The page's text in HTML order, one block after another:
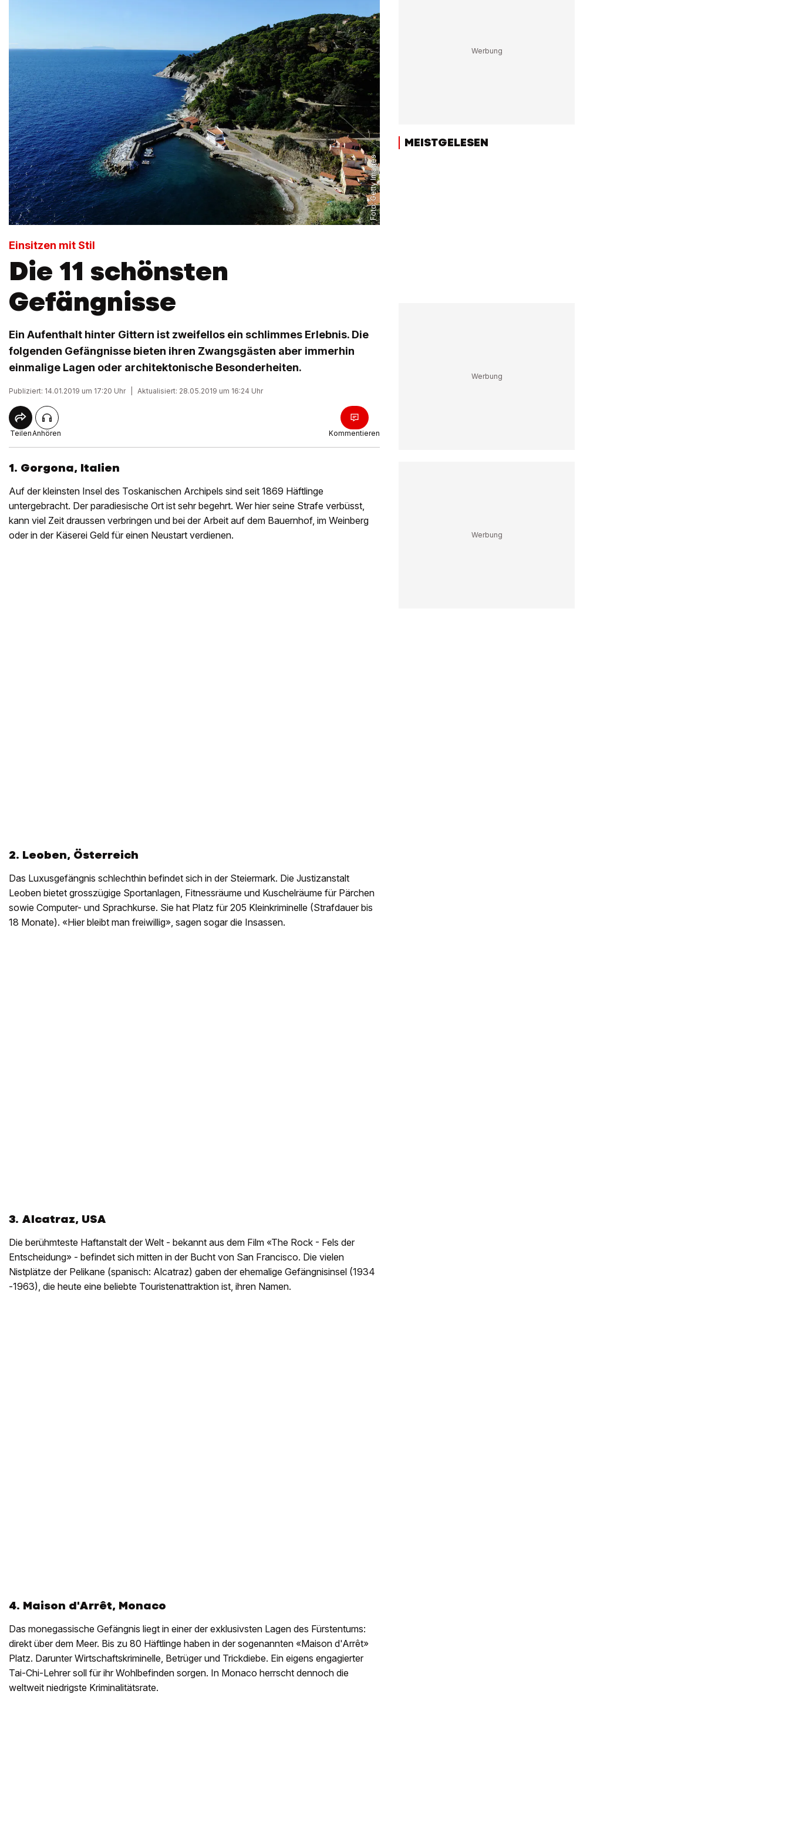
Foto:
Getty Images
Einsitzen mit Stil
Die 11 schönsten
Gefängnisse
Ein Aufenthalt hinter Gittern ist zweifellos ein schlimmes Erlebnis. Die
folgenden Gefängnisse bieten ihren Zwangsgästen aber immerhin
einmalige Lagen oder architektonische Besonderheiten.
Publiziert: 14.01.2019 um 17:20 Uhr Aktualisiert: 28.05.2019 um 16:24 Uhr
TeilenAnhören Kommentieren
1. Gorgona, Italien
Auf der kleinsten Insel des Toskanischen Archipels sind seit 1869 Häftlinge
untergebracht. Der paradiesische Ort ist sehr begehrt. Wer hier seine Strafe verbüsst,
kann viel Zeit draussen verbringen und bei der Arbeit auf dem Bauernhof, im Weinberg
oder in der Käserei Geld für einen Neustart verdienen.
2. Leoben, Österreich
Das Luxusgefängnis schlechthin befindet sich in der Steiermark. Die Justizanstalt
Leoben bietet grosszügige Sportanlagen, Fitnessräume und Kuschelräume für Pärchen
sowie Computer- und Sprachkurse. Sie hat Platz für 205 Kleinkriminelle (Strafdauer bis
18 Monate). «Hier bleibt man freiwillig», sagen sogar die Insassen.
3. Alcatraz, USA
Die berühmteste Haftanstalt der Welt - bekannt aus dem Film «The Rock - Fels der
Entscheidung» - befindet sich mitten in der Bucht von San Francisco. Die vielen
Nistplätze der Pelikane (spanisch: Alcatraz) gaben der ehemalige Gefängnisinsel (1934
-1963), die heute eine beliebte Touristenattraktion ist, ihren Namen.
4. Maison d'Arrêt, Monaco
Das monegassische Gefängnis liegt in einer der exklusivsten Lagen des Fürstentums:
direkt über dem Meer. Bis zu 80 Häftlinge haben in der sogenannten «Maison d'Arrêt»
Platz. Darunter Wirtschaftskriminelle, Betrüger und Trickdiebe. Ein eigens engagierter
Tai-Chi-Lehrer soll für ihr Wohlbefinden sorgen. In Monaco herrscht dennoch die
weltweit niedrigste Kriminalitätsrate.
MEISTGELESEN